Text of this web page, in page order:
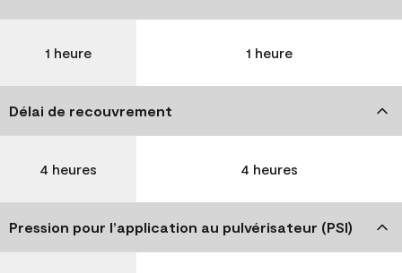
1 heure 1 heure
Délai de recouvrement
4 heures 4 heures
Pression pour l’application au pulvérisateur (PSI)